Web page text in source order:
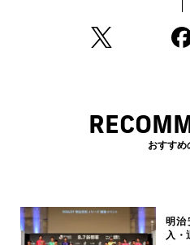
おすすめ
明治
入・